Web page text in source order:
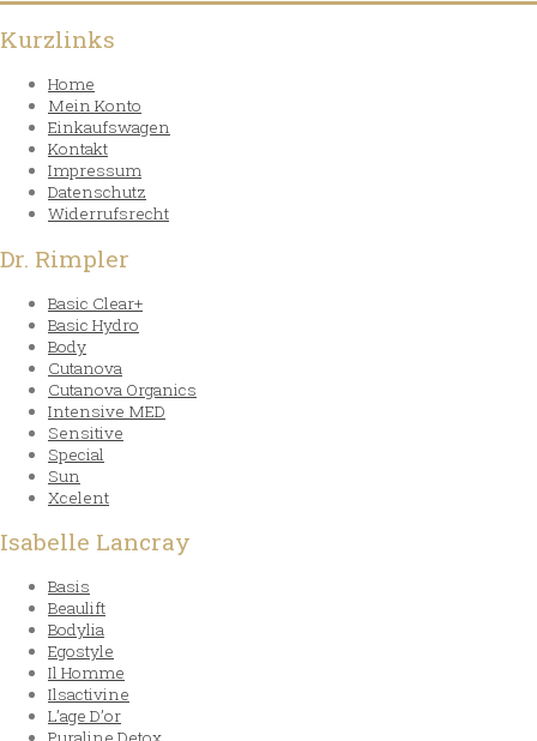
Kurzlinks
Home
Mein Konto
Einkaufswagen
Kontakt
Impressum
Datenschutz
Widerrufsrecht
Dr. Rimpler
Basic Clear+
Basic Hydro
Body
Cutanova
Cutanova Organics
Intensive MED
Sensitive
Special
Sun
Xcelent
Isabelle Lancray
Basis
Beaulift
Bodylia
Egostyle
Il Homme
Ilsactivine
L’age D’or